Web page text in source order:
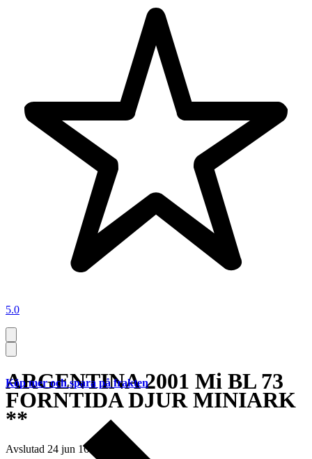
5.0
ARGENTINA 2001 Mi BL 73
FORNTIDA DJUR MINIARK
**
Avslutad 24 jun 16:23
Köp mer och spara på frakten